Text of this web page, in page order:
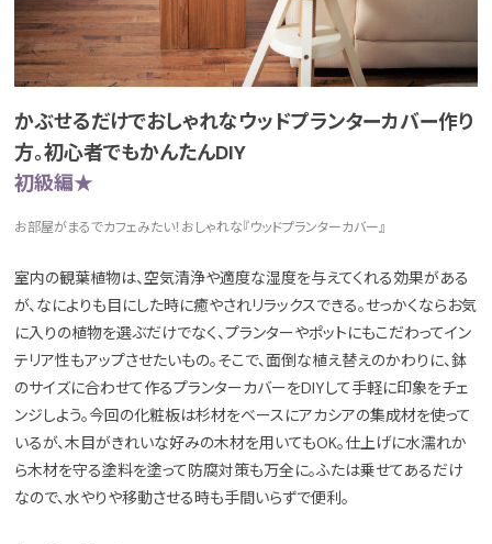
かぶせるだけでおしゃれなウッドプランターカバー作り
方。初心者でもかんたんDIY
初級編★
お部屋がまるでカフェみたい！おしゃれな『ウッドプランターカバー』
室内の観葉植物は、空気清浄や適度な湿度を与えてくれる効果がある
が、なによりも目にした時に癒やされリラックスできる。せっかくならお気
に入りの植物を選ぶだけでなく、プランターやポットにもこだわってイン
テリア性もアップさせたいもの。そこで、面倒な植え替えのかわりに、鉢
のサイズに合わせて作るプランターカバーをDIYして手軽に印象をチェ
ンジしよう。今回の化粧板は杉材をベースにアカシアの集成材を使って
いるが、木目がきれいな好みの木材を用いてもOK。仕上げに水濡れか
ら木材を守る塗料を塗って防腐対策も万全に。ふたは乗せてあるだけ
なので、水やりや移動させる時も手間いらずで便利。